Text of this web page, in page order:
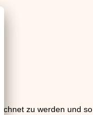
zu werden und so